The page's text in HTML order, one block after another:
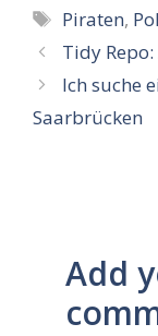
Piraten,
Tidy
Ich suche
Saarbrücken
Add